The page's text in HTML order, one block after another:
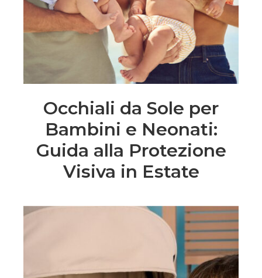
Occhiali da Sole per
Bambini e Neonati:
Guida alla Protezione
Visiva in Estate